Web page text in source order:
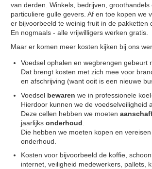
van derden. Winkels, bedrijven, groothandels
particuliere gulle gevers. Af en toe kopen we
er bijvoorbeeld te weinig fruit in de pakketten
En nogmaals - alle vrijwilligers werken gratis.
Maar er komen meer kosten kijken bij ons
Voedsel ophalen en wegbrengen gebeurt
Dat brengt kosten met zich mee voor
en afschrijving (want ooit is een nieuwe
Voedsel bewaren we in professionele
Hierdoor kunnen we de voedselveiligheid
Deze cellen hebben we moeten
jaarlijksonderhoud
Die hebben we moeten kopen en
onderhoud.
Kosten voor bijvoorbeeld de koffie,
internet, veiligheid medewerkers, pallets,
Contact
Zoek